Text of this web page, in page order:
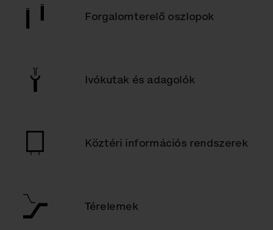
Forgalomterelő oszlopok
Ivókutak és adagolók
Köztéri információs rendszerek
Térelemek